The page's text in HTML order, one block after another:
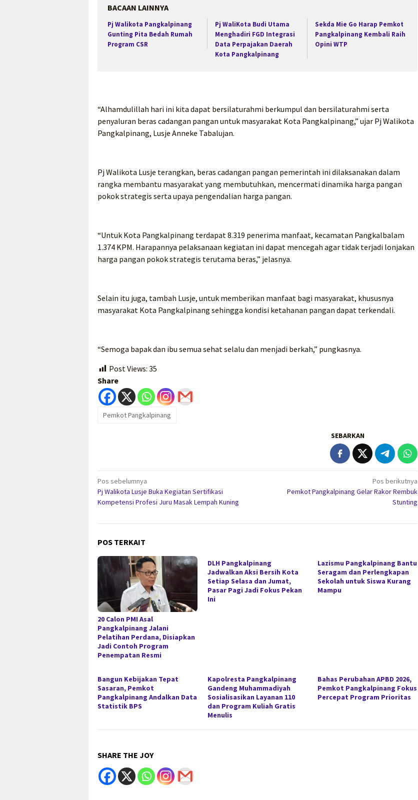
BACAAN LAINNYA
Pj Walikota Pangkalpinang
Gunting Pita Bedah Rumah
Program CSR
Pj WaliKota Budi Utama
Menghadiri FGD Integrasi
Data Perpajakan Daerah
Kota Pangkalpinang
Sekda Mie Go Harap Pemkot
Pangkalpinang Kembali Raih
Opini WTP
“Alhamdulillah hari ini kita dapat bersilaturahmi berkumpul dan bersilaturahmi serta
penyaluran beras cadangan pangan untuk masyarakat Kota Pangkalpinang,” ujar Pj Walikota
Pangkalpinang, Lusje Anneke Tabalujan.
Pj Walikota Lusje terangkan, beras cadangan pangan pemerintah ini dilaksanakan dalam
rangka membantu masyarakat yang membutuhkan, mencermati dinamika harga pangan
pokok strategis serta upaya pengendalian harga pangan.
“Untuk Kota Pangkalpinang terdapat 8.319 penerima manfaat, kecamatan Pangkalbalam
1.374 KPM. Harapannya pelaksanaan kegiatan ini dapat mencegah agar tidak terjadi lonjakan
harga pangan pokok strategis terutama beras,” jelasnya.
Selain itu juga, tambah Lusje, untuk memberikan manfaat bagi masyarakat, khususnya
masyarakat Kota Pangkalpinang sehingga kondisi ketahanan pangan dapat terkendali.
“Semoga bapak dan ibu semua sehat selalu dan menjadi berkah,” pungkasnya.
Post Views: 35
Share
Pemkot Pangkalpinang
SEBARKAN
Navigasi
pos
Pos sebelumnya
Pj Walikota Lusje Buka Kegiatan Sertifikasi
Kompetensi Profesi Juru Masak Lempah Kuning
Pos berikutnya
Pemkot Pangkalpinang Gelar Rakor Rembuk
Stunting
POS TERKAIT
20 Calon PMI Asal
Pangkalpinang Jalani
Pelatihan Perdana, Disiapkan
Jadi Contoh Program
Penempatan Resmi
DLH Pangkalpinang
Jadwalkan Aksi Bersih Kota
Setiap Selasa dan Jumat,
Pasar Pagi Jadi Fokus Pekan
Ini
Lazismu Pangkalpinang Bantu
Seragam dan Perlengkapan
Sekolah untuk Siswa Kurang
Mampu
Bangun Kebijakan Tepat
Sasaran, Pemkot
Pangkalpinang Andalkan Data
Statistik BPS
Kapolresta Pangkalpinang
Gandeng Muhammadiyah
Sosialisasikan Layanan 110
dan Program Kuliah Gratis
Menulis
Bahas Perubahan APBD 2026,
Pemkot Pangkalpinang Fokus
Percepat Program Prioritas
SHARE THE JOY